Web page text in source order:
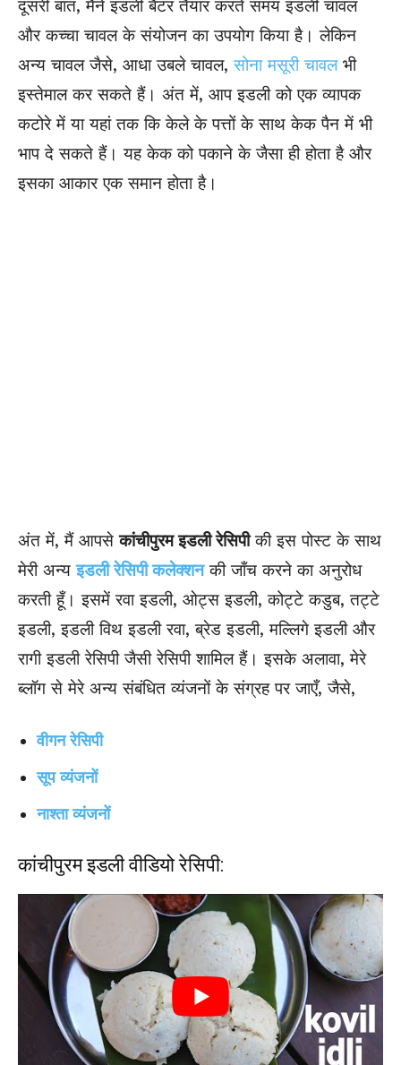
दूसरी बात, मैंने इडली बैटर तैयार करते समय इडली चावल
और कच्चा चावल के संयोजन का उपयोग किया है। लेकिन
अन्य चावल जैसे, आधा उबले चावल,सोना मसूरी चावलभी
इस्तेमाल कर सकते हैं। अंत में, आप इडली को एक व्यापक
कटोरे में या यहां तक ​​कि केले के पत्तों के साथ केक पैन में भी
भाप दे सकते हैं। यह केक को पकाने के जैसा ही होता है और
इसका आकार एक समान होता है।
अंत में, मैं आपसेकांचीपुरम इडलीरेसिपीकी इस पोस्ट के साथ
मेरी अन्यइडली रेसिपी कलेक्शनकी जाँच करने का अनुरोध
करती हूँ। इसमें रवा इडली, ओट्स इडली, कोट्टे कडुब, तट्टे
इडली, इडली विथ इडली रवा, ब्रेड इडली, मल्लिगे इडली और
रागी इडली रेसिपी जैसी रेसिपी शामिल हैं। इसके अलावा, मेरे
ब्लॉग से मेरे अन्य संबंधित व्यंजनों के संग्रह पर जाएँ, जैसे,
वीगन रेसिपी
सूप व्यंजनों
नाश्ता व्यंजनों
कांचीपुरम इडली वीडियो रेसिपी: